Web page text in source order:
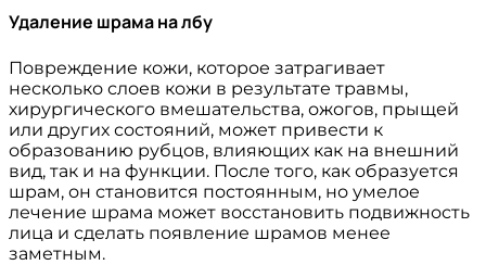
Удаление шрама на лбу
Повреждение кожи, которое затрагивает
несколько слоев кожи в результате травмы,
хирургического вмешательства, ожогов, прыщей
или других состояний, может привести к
образованию рубцов, влияющих как на внешний
вид, так и на функции. После того, как образуется
шрам, он становится постоянным, но умелое
лечение шрама может восстановить подвижность
лица и сделать появление шрамов менее
заметным.